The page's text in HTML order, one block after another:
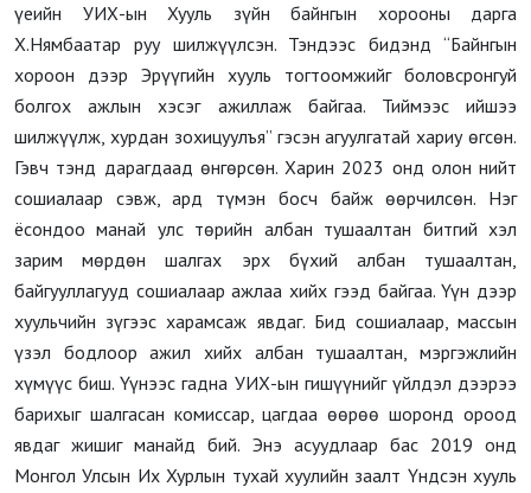
үеийн УИХ-ын Хууль зүйн байнгын хорооны дарга
Х.Нямбаатар руу шилжүүлсэн. Тэндээс бидэнд “Байнгын
хороон дээр Эрүүгийн хууль тогтоомжийг боловсронгуй
болгох ажлын хэсэг ажиллаж байгаа. Тиймээс ийшээ
шилжүүлж, хурдан зохицуулъя” гэсэн агуулгатай хариу өгсөн.
Гэвч тэнд дарагдаад өнгөрсөн. Харин 2023 онд олон нийт
сошиалаар сэвж, ард түмэн босч байж өөрчилсөн. Нэг
ёсондоо манай улс төрийн албан тушаалтан битгий хэл
зарим мөрдөн шалгах эрх бүхий албан тушаалтан,
байгууллагууд сошиалаар ажлаа хийх гээд байгаа. Үүн дээр
хуульчийн зүгээс харамсаж явдаг. Бид сошиалаар, массын
үзэл бодлоор ажил хийх албан тушаалтан, мэргэжлийн
хүмүүс биш. Үүнээс гадна УИХ-ын гишүүнийг үйлдэл дээрээ
барихыг шалгасан комиссар, цагдаа өөрөө шоронд ороод
явдаг жишиг манайд бий. Энэ асуудлаар бас 2019 онд
Монгол Улсын Их Хурлын тухай хуулийн заалт Үндсэн хууль